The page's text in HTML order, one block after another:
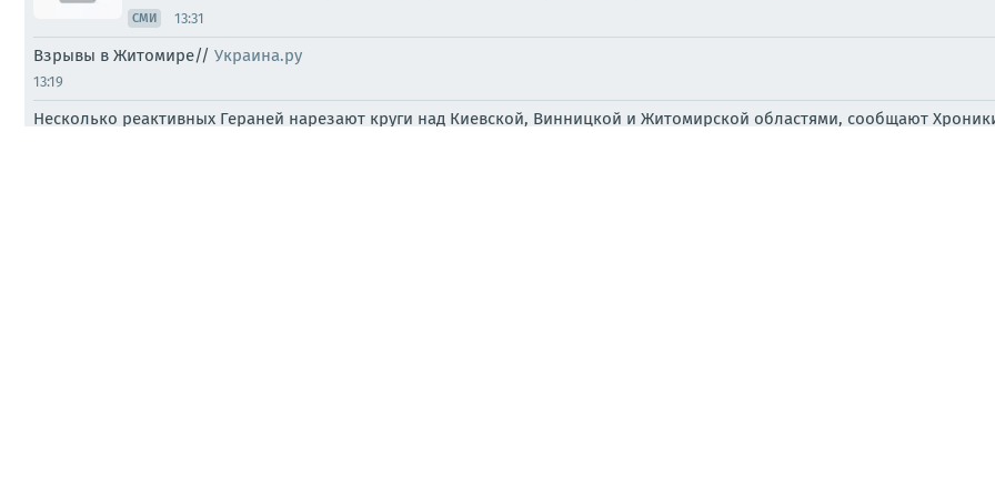
СМИ 13:31
Взрывы в Житомире// Украина.ру
13:19
Несколько реактивных Гераней нарезают круги над Киевской, Винницкой и Житомирской областями, сообщают